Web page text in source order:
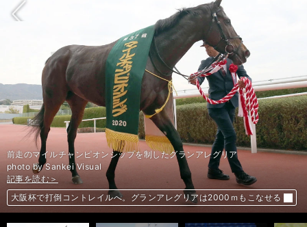
ー
バ
記事を読む＞
久保建英も田中碧も日本選手は「無難」。アルゼンチン戦大勝も素直に喜
べない
記事を読む＞
短距離界の絶対女王グランアレグリアは大阪杯で距離の壁を打ち破れるか
前走のマイルチャンピオンシップを制したグランアレグリア
photo by Sankei Visual
記事を読む＞
大阪杯で打倒コントレイルへ。グランアレグリアは2000ｍもこなせる
記事を読む＞
大阪杯、過去の激走パターンから浮上する２頭に託す「３強」の一角崩し
記事を読む＞
スペインの名将が韓国戦を分析。ボランチ２人を称賛「あえて苦言を言う
なら…」
記事を読む＞
ほのかが予想する大阪杯。「２強」以外で注目している馬は？
記事を読む＞
大阪杯は「２強」で決まるのか。穴党記者はその間隙を突く伏兵４頭に期
待
記事を読む＞
「やっぱりきつかった」宮國椋丞の本音。巨人で開幕投手を務めた男が背
番号106から再出発
前へ